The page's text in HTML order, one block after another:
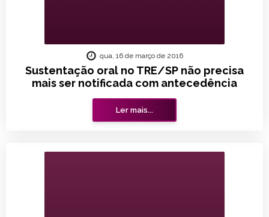
Sustentação oral no TRE/SP não precisa
mais ser notificada com antecedência
qua, 16 de março de 2016
Ler mais...